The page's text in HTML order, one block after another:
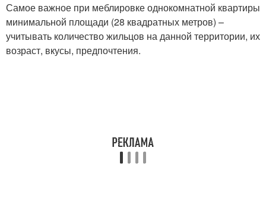
Самое важное при меблировке однокомнатной квартиры
минимальной площади (28 квадратных метров) –
учитывать количество жильцов на данной территории, их
возраст, вкусы, предпочтения.